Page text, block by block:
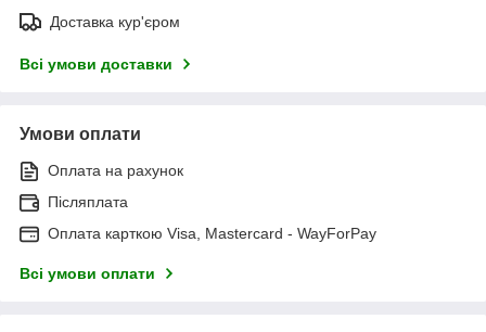
Доставка кур'єром
Всі умови доставки
Умови оплати
Оплата на рахунок
Післяплата
Оплата карткою Visa, Mastercard - WayForPay
Всі умови оплати